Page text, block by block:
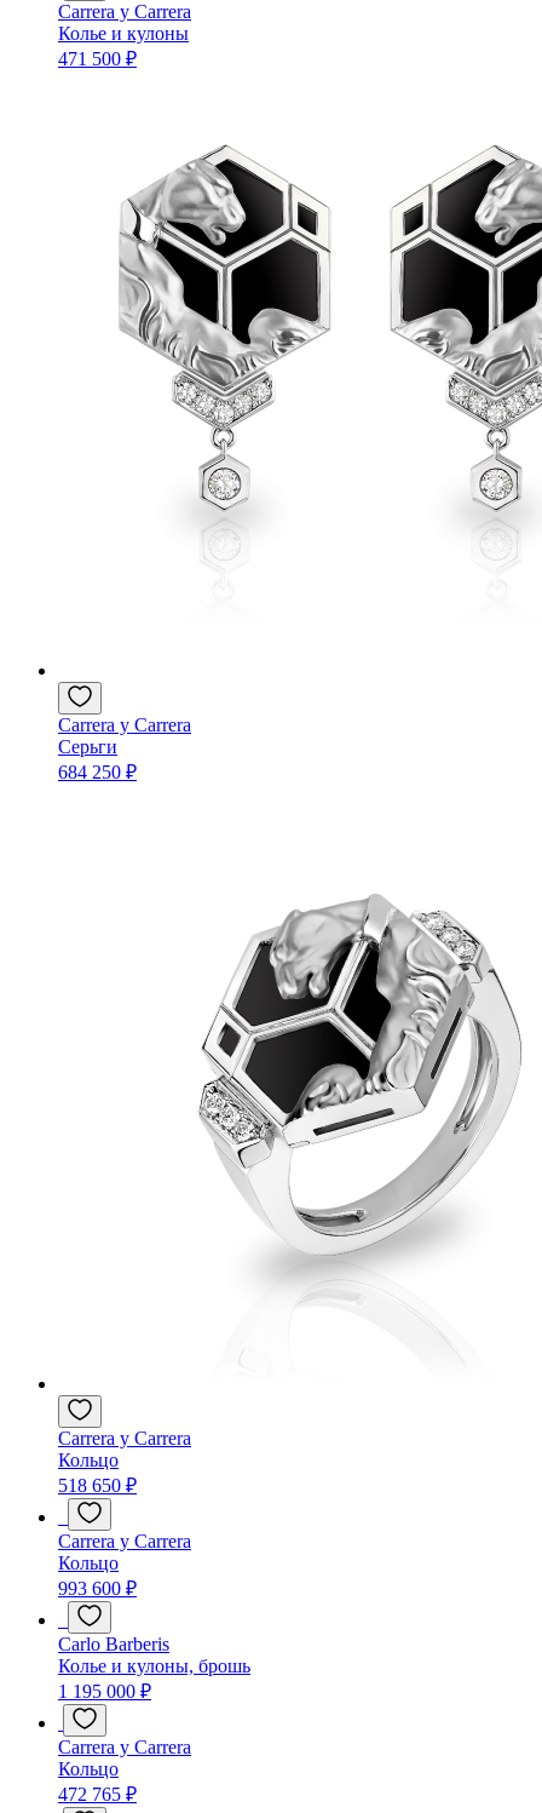
Carrera y Carrera
Колье и кулоны
471 500 ₽
Carrera y Carrera
Серьги
684 250 ₽
Carrera y Carrera
Кольцо
518 650 ₽
Carrera y Carrera
Кольцо
993 600 ₽
Carlo Barberis
Колье и кулоны, брошь
1 195 000 ₽
Carrera y Carrera
Кольцо
472 765 ₽